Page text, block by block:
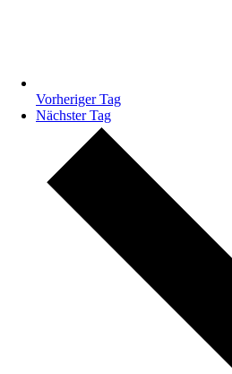
Vorheriger Tag
Nächster Tag